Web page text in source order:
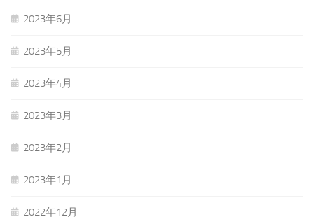
2023年6月
2023年5月
2023年4月
2023年3月
2023年2月
2023年1月
2022年12月